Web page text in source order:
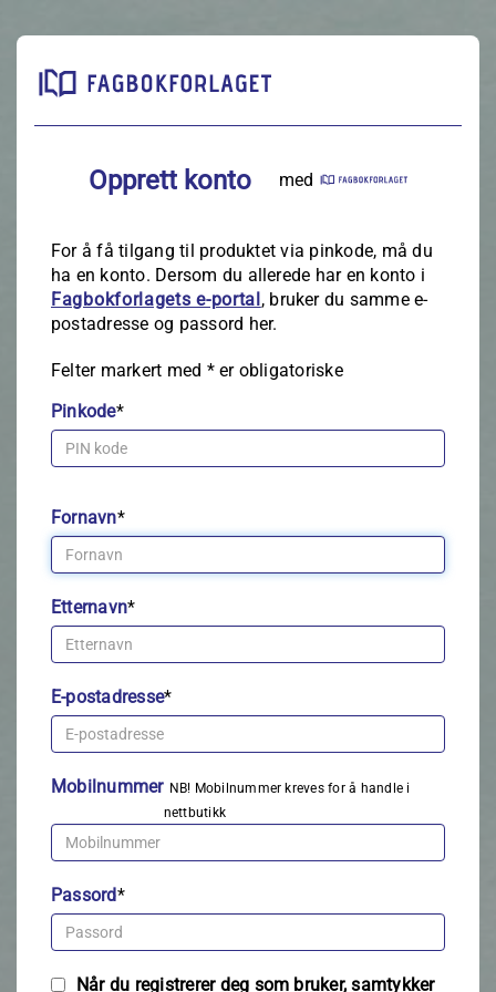
Opprett konto med
For å få tilgang til produktet via pinkode, må du
ha en konto. Dersom du allerede har en konto i
Fagbokforlagets e‑portal, bruker du samme e-
postadresse og passord her.
Felter markert med *er obligatoriske
Pinkode*
Fornavn*
Etternavn*
E-postadresse*
Mobilnummer NB! Mobilnummer kreves for å handle i
nettbutikk
Passord*
Når du registrerer deg som bruker, samtykker